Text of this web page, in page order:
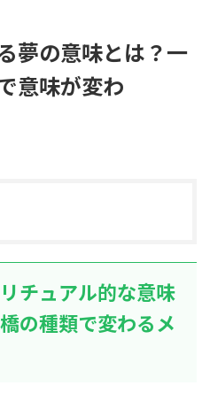
夢の意味とは？一
意味が変わ
チュアル的な意味
の種類で変わるメ